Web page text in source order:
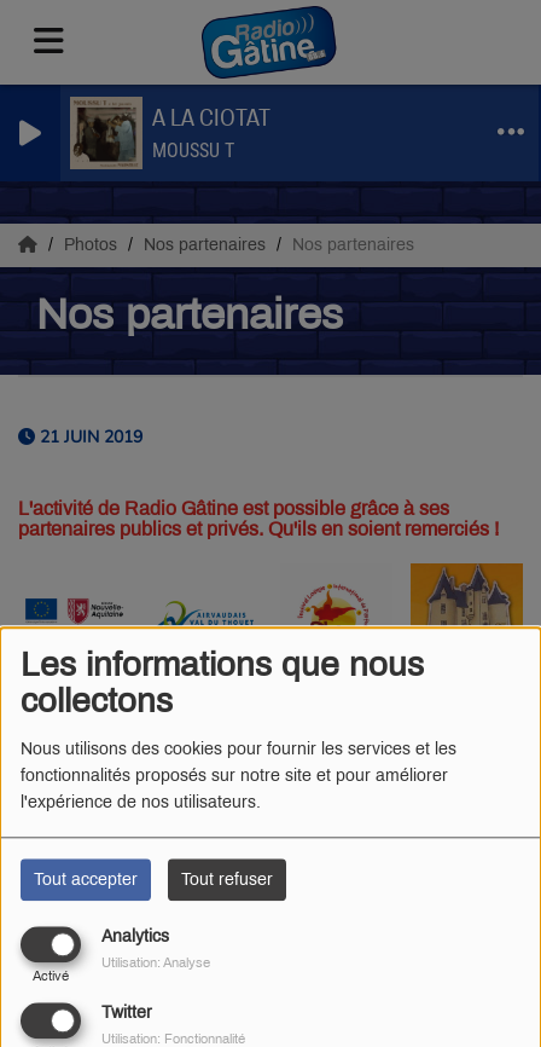
Les informations que nous
collectons
Nous utilisons des cookies pour fournir les services et les
fonctionnalités proposés sur notre site et pour améliorer
l'expérience de nos utilisateurs.
Tout accepter Tout refuser
Analytics
Activé
Utilisation: Analyse
Twitter
Utilisation: Fonctionnalité
A LA CIOTAT
MOUSSU T
Photos Nos partenaires Nos partenaires
Nos partenaires
21 JUIN 2019
L'activité de Radio Gâtine est possible grâce à ses
partenaires publics et privés. Qu'ils en soient remerciés !